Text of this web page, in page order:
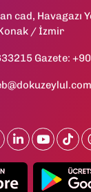
cad, Havagazı
/ İzmir
Gazete: